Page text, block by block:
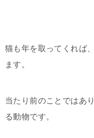
猫も年を取ってくれば
ます。
当たり前のことではあ
る動物です。